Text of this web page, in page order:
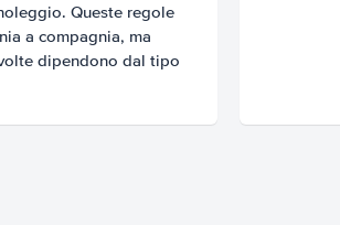
Queste regole
a compagnia, ma
dipendono dal tipo